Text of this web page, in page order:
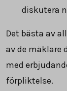
diskutera
Det bästa av
av de mäklare
med
förpliktelse.